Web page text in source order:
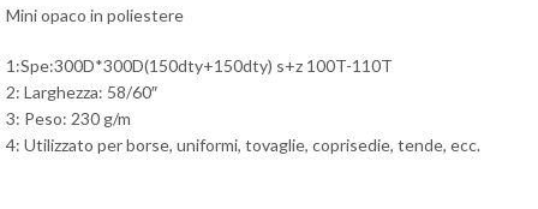
Mini opaco in poliestere
1:Spe:300D*300D(150dty+150dty) s+z 100T-110T
2: Larghezza: 58/60″
3: Peso: 230 g/m
4: Utilizzato per borse, uniformi, tovaglie, coprisedie, tende, ecc.